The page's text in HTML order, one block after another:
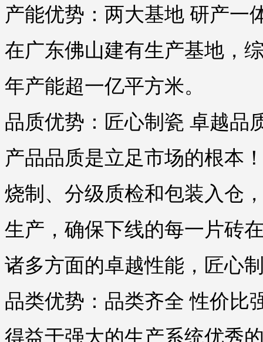
产能优势：两大基地 研产一
在广东佛山建有生产基地，
年产能超一亿平方米。
品质优势：匠心制瓷 卓越品
产品品质是立足市场的根本
烧制、分级质检和包装入仓
生产，确保下线的每一片砖
诸多方面的卓越性能，匠心
品类优势：品类齐全 性价比
得益于强大的生产系统优秀